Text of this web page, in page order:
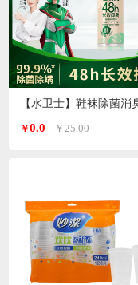
￥0.0 ￥25.00